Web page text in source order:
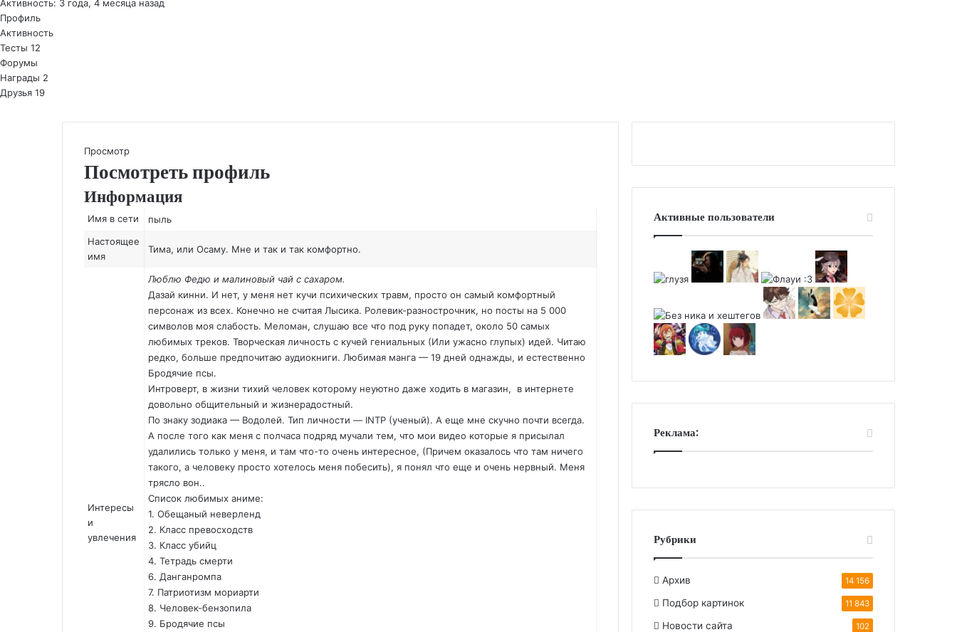
Активность: 3 года, 4 месяца назад
Профиль
Активность
Тесты 12
Форумы
Награды 2
Друзья 19
Просмотр
Посмотреть профиль
Информация
Имя в сети
пыль
Настоящее
имя
Тима, или Осаму. Мне и так и так комфортно.
Интересы
и
увлечения
Люблю Федю и малиновый чай с сахаром.
Дазай кинни. И нет, у меня нет кучи психических травм, просто он самый комфортный
персонаж из всех. Конечно не считая Лысика. Ролевик-разнострочник, но посты на 5 000
символов моя слабость. Меломан, слушаю все что под руку попадет, около 50 самых
любимых треков. Творческая личность с кучей гениальных (Или ужасно глупых) идей. Читаю
редко, больше предпочитаю аудиокниги. Любимая манга — 19 дней однажды, и естественно
Бродячие псы.
Интроверт, в жизни тихий человек которому неуютно даже ходить в магазин, в интернете
довольно общительный и жизнерадостный.
По знаку зодиака — Водолей. Тип личности — INTP (ученый). А еще мне скучно почти всегда.
А после того как меня с полчаса подряд мучали тем, что мои видео которые я присылал
удалились только у меня, и там что-то очень интересное, (Причем оказалось что там ничего
такого, а человеку просто хотелось меня побесить), я понял что еще и очень нервный. Меня
трясло вон..
Список любимых аниме:
1. Обещаный неверленд
2. Класс превосходств
3. Класс убийц
4. Тетрадь смерти
6. Данганромпа
7. Патриотизм мориарти
8. Человек-бензопила
9. Бродячие псы
Активные пользователи
Реклама:
Рубрики
Архив 14 156
Подбор картинок 11 843
Новости сайта 102